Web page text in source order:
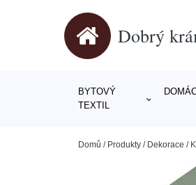
Dobrý
BYTOVÝ
TEXTIL
Domů / Produkty / Dekorace /